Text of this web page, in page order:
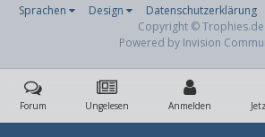
Sprachen Design Datenschutzerklärung
Copyright © Trophies.de
Powered by Invision
Forum Ungelesen Anmelden